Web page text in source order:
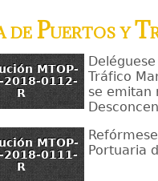
de Puertos y
MTOP-
2018-0112-
R
Tráfico
se emitan
MTOP-
2018-0111-
R
Portuaria